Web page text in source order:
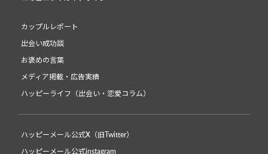
カップルレポート
出会い成功談
お褒めの言葉
メディア掲載・広告実績
ハッピーライフ（出会い・恋愛コラム）
ハッピーメール公式X（旧Twitter）
ハッピーメール公式instagram